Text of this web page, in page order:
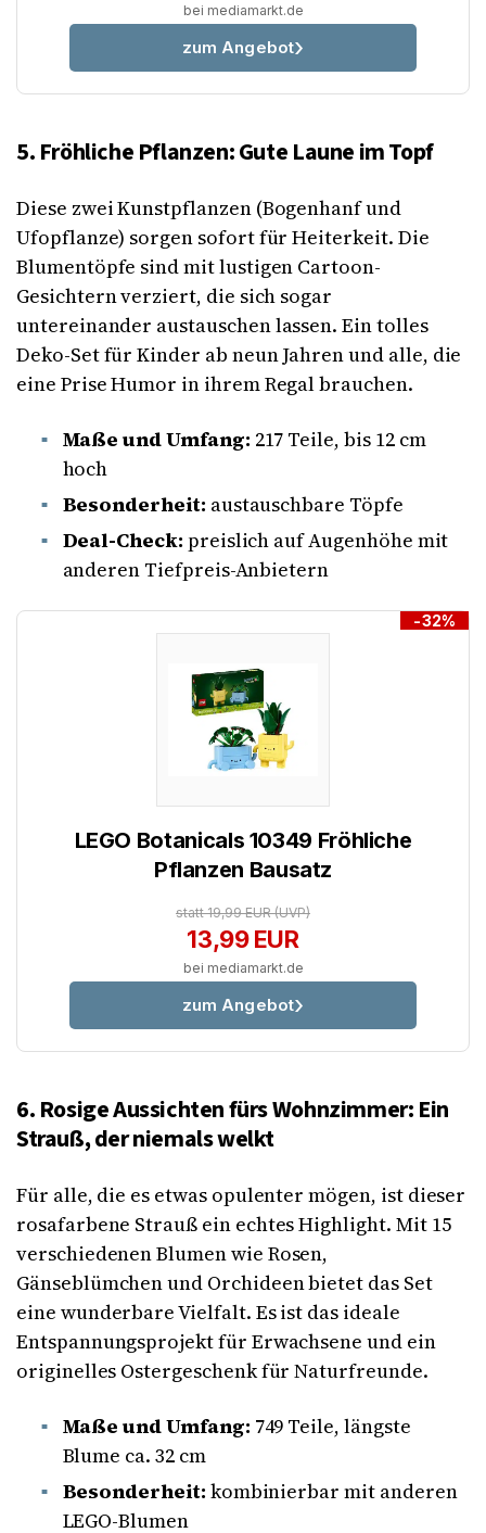
bei mediamarkt.de
zum Angebot
5. Fröhliche Pflanzen: Gute Laune im Topf
Diese zwei Kunstpflanzen (Bogenhanf und
Ufopflanze) sorgen sofort für Heiterkeit. Die
Blumentöpfe sind mit lustigen Cartoon-
Gesichtern verziert, die sich sogar
untereinander austauschen lassen. Ein tolles
Deko-Set für Kinder ab neun Jahren und alle, die
eine Prise Humor in ihrem Regal brauchen.
Maße und Umfang: 217 Teile, bis 12 cm
hoch
Besonderheit: austauschbare Töpfe
Deal-Check: preislich auf Augenhöhe mit
anderen Tiefpreis-Anbietern
-32%
LEGO Botanicals 10349 Fröhliche
Pflanzen Bausatz
statt 19,99 EUR(UVP)
13,99 EUR
bei mediamarkt.de
zum Angebot
6. Rosige Aussichten fürs Wohnzimmer: Ein
Strauß, der niemals welkt
Für alle, die es etwas opulenter mögen, ist dieser
rosafarbene Strauß ein echtes Highlight. Mit 15
verschiedenen Blumen wie Rosen,
Gänseblümchen und Orchideen bietet das Set
eine wunderbare Vielfalt. Es ist das ideale
Entspannungsprojekt für Erwachsene und ein
originelles Ostergeschenk für Naturfreunde.
Maße und Umfang: 749 Teile, längste
Blume ca. 32 cm
Besonderheit: kombinierbar mit anderen
LEGO-Blumen